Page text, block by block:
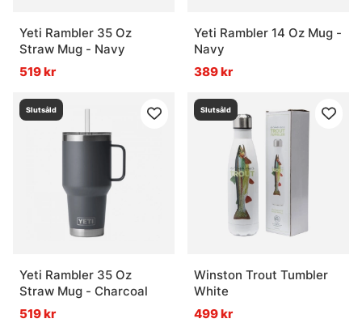
Yeti Rambler 35 Oz
Straw Mug - Navy
519 kr
Yeti Rambler 14 Oz Mug -
Navy
389 kr
Slutsåld
Yeti Rambler 35 Oz
Straw Mug - Charcoal
519 kr
Slutsåld
Winston Trout Tumbler
White
499 kr